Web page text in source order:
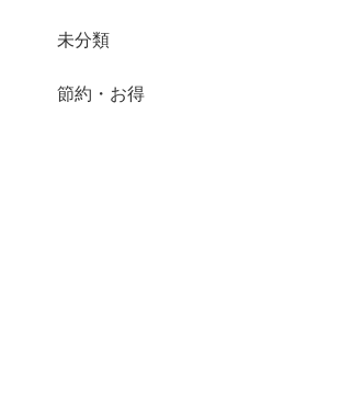
未分類
節約・お得